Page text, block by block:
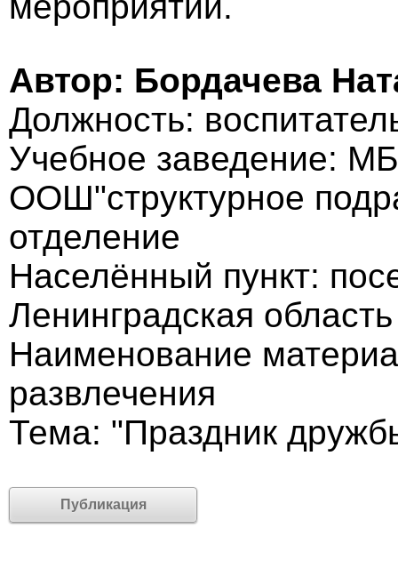
Автор: Бордачева
Должность:
Учебное заведение:
ООШ"структурное
отделение
Населённый пункт:
Ленинградская область
Наименование
развлечения
Тема: "Праздник
Публикация